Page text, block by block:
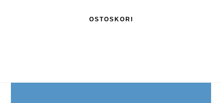
OSTOSKORI